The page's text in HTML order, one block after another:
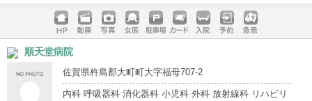
ホームペ
ージ
動画 写真 女医 駐車場
クレジッ
入院 予約 急患
順天堂病院
佐賀県杵島郡大町町大字福母707-2
内科 呼吸器科 消化器科 小児科 外科 放射線科 リハビリ